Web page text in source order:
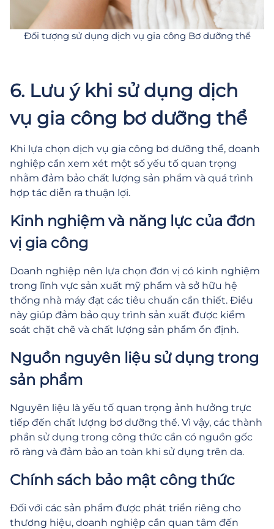
Đối tượng sử dụng dịch vụ gia công Bơ dưỡng thể
6. Lưu ý khi sử dụng dịch
vụ gia công bơ dưỡng thể
Khi lựa chọn dịch vụ gia công bơ dưỡng thể, doanh
nghiệp cần xem xét một số yếu tố quan trọng
nhằm đảm bảo chất lượng sản phẩm và quá trình
hợp tác diễn ra thuận lợi.
Kinh nghiệm và năng lực của đơn
vị gia công
Doanh nghiệp nên lựa chọn đơn vị có kinh nghiệm
trong lĩnh vực sản xuất mỹ phẩm và sở hữu hệ
thống nhà máy đạt các tiêu chuẩn cần thiết. Điều
này giúp đảm bảo quy trình sản xuất được kiểm
soát chặt chẽ và chất lượng sản phẩm ổn định.
Nguồn nguyên liệu sử dụng trong
sản phẩm
Nguyên liệu là yếu tố quan trọng ảnh hưởng trực
tiếp đến chất lượng bơ dưỡng thể. Vì vậy, các thành
phần sử dụng trong công thức cần có nguồn gốc
rõ ràng và đảm bảo an toàn khi sử dụng trên da.
Chính sách bảo mật công thức
Đối với các sản phẩm được phát triển riêng cho
thương hiệu, doanh nghiệp cần quan tâm đến